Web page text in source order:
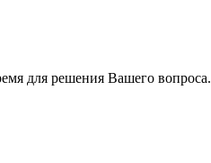
для решения Вашего вопроса.